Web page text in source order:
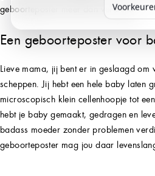
geboorteposter meer dan verdiend!
Een geboorteposter voor
Lieve mama, jij bent er in geslaagd om
scheppen. Jij hebt een hele baby laten
microscopisch klein cellenhoopje tot
hebt je baby gemaakt, gedragen en
badass moeder zonder problemen
geboorteposter mag jou daar